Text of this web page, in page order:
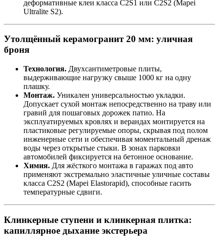
деформативные клеи класса C2S1 или C2S2 (Mapei
Ultralite S2).
Утолщённый керамогранит 20 мм: уличная
броня
Технология. Двухсантиметровые плиты,
выдерживающие нагрузку свыше 1000 кг на одну
плашку.
Монтаж. Уникален универсальностью укладки.
Допускает сухой монтаж непосредственно на траву или
гравий для пошаговых дорожек патио. На
эксплуатируемых кровлях и верандах монтируется на
пластиковые регулируемые опоры, скрывая под полом
инженерные сети и обеспечивая моментальный дренаж
воды через открытые стыки. В зонах парковки
автомобилей фиксируется на бетонное основание.
Химия. Для жёсткого монтажа в гаражах под авто
применяют экстремально эластичные уличные составы
класса C2S2 (Mapei Elastorapid), способные гасить
температурные сдвиги.
Клинкерные ступени и клинкерная плитка:
капиллярное дыхание экстерьера